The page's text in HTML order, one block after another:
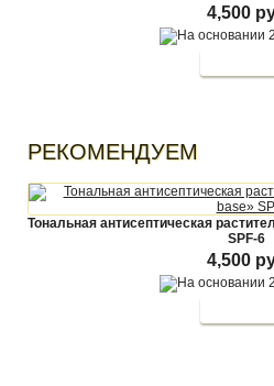
4,500
РЕКОМЕНДУЕМ
Тональная антисептическая
SPF-6
4,500